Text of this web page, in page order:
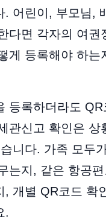
. 어린이, 부모님,
다면 각자의 여권
게 등록해야 하는
등록하더라도 QR
관신고 확인은 상
니다. 가족 모두
는지, 같은 항공편
, 개별 QR코드 확
.